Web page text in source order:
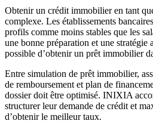
Obtenir un crédit immobilier en tant
complexe. Les établissements
profils comme moins stables que les
une bonne préparation et une stratégie
possible d’obtenir un prêt immobilier
Entre simulation de prêt immobilier,
de remboursement et plan de
dossier doit être optimisé. INIXIA
structurer leur demande de crédit et
d’obtenir le meilleur taux.